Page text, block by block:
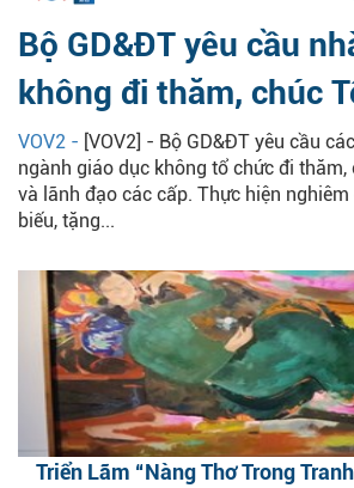
Bộ GD&ĐT yêu cầu
không đi thăm, chúc
VOV2 - [VOV2] - Bộ GD&ĐT yêu cầu
ngành giáo dục không tổ chức đi thăm,
và lãnh đạo các cấp. Thực hiện
biếu, tặng...
Triển Lãm “Nàng Thơ Trong